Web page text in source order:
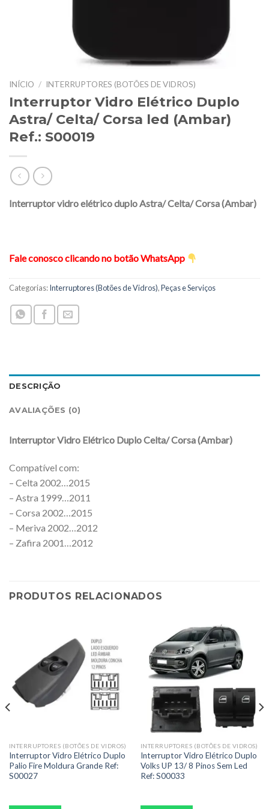
INÍCIO / INTERRUPTORES (BOTÕES DE VIDROS)
Interruptor Vidro Elétrico Duplo
Astra/ Celta/ Corsa led (Ambar)
Ref.: S00019
Interruptor vidro elétrico duplo Astra/ Celta/ Corsa (Ambar)
Fale conosco clicando no botão WhatsApp
Categorias:Interruptores (Botões de Vidros),Peças e Serviços
DESCRIÇÃO
AVALIAÇÕES (0)
Interruptor Vidro Elétrico Duplo Celta/ Corsa (Ambar)
Compatível com:
– Celta 2002…2015
– Astra 1999…2011
– Corsa 2002…2015
– Meriva 2002…2012
– Zafira 2001…2012
PRODUTOS RELACIONADOS
INTERRUPTORES (BOTÕES DE VIDROS)
Interruptor Vidro Elétrico Duplo
Palio Fire Moldura Grande Ref:
S00027
INTERRUPTORES (BOTÕES DE VIDROS)
Interruptor Vidro Elétrico Duplo
Volks UP 13/ 8 Pinos Sem Led
Ref: S00033